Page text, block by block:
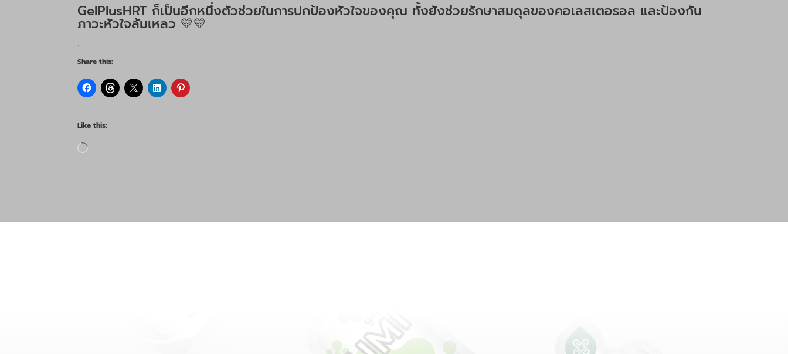
GelPlusHRT ก็เป็นอีกหนึ่งตัวช่วยในการปกป้องหัวใจของคุณ ทั้งยังช่วยรักษาสมดุลของคอเลสเตอรอล และป้องกัน
ภาวะหัวใจล้มเหลว 💛💛
.
Share this:
Like this:
Loading…